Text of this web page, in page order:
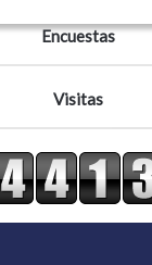
Encuestas
Visitas